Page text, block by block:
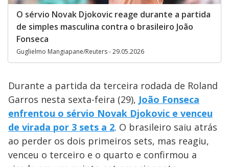
O sérvio Novak Djokovic reage durante a partida
de simples masculina contra o brasileiro João
Fonseca
Guglielmo Mangiapane/Reuters - 29.05.2026
Durante a partida da terceira rodada de Roland
Garros nesta sexta-feira (29), João Fonseca
enfrentou o sérvio Novak Djokovic e venceu
de virada por 3 sets a 2. O brasileiro saiu atrás
ao perder os dois primeiros sets, mas reagiu,
venceu o terceiro e o quarto e confirmou a